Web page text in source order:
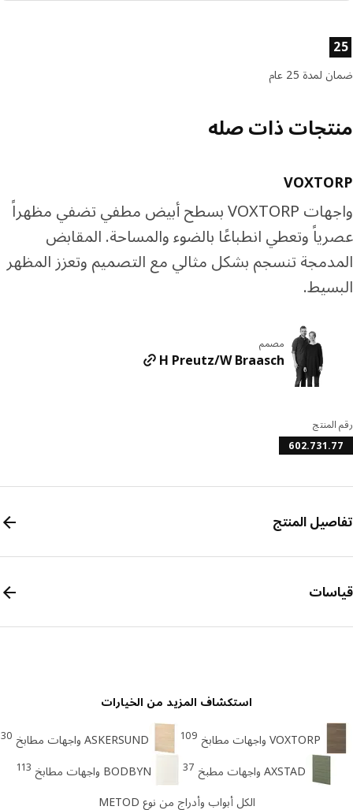
المزيد عن تمارا
المنتج
25 عام
ذات صله
واجهات VOXTORP بسطح أبيض مطفي تضفي مظهراً
وتعطي انطباعًا بالضوء والمساحة. المقابض
تنسجم بشكل مثالي مع التصميم وتعزز المظهر
مصمم
H Preutz/W Braasch
المنتج
استكشاف المزيد من الخيارات
VOXTORP واجهات مطابخ 109 ASKERSUND واجهات مطابخ 30
AXSTAD واجهات مطبخ 37 BODBYN واجهات مطابخ 113
الكل أبواب وأدراج من نوع METOD